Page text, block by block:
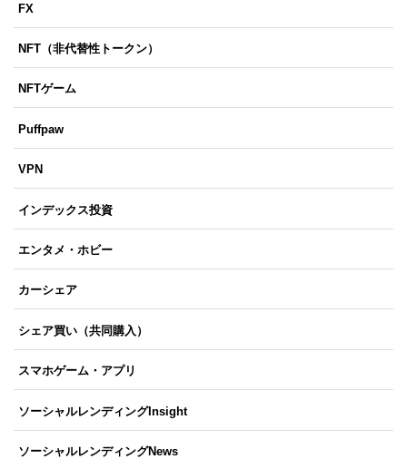
FX
NFT（非代替性トークン）
NFTゲーム
Puffpaw
VPN
インデックス投資
エンタメ・ホビー
カーシェア
シェア買い（共同購入）
スマホゲーム・アプリ
ソーシャルレンディングInsight
ソーシャルレンディングNews